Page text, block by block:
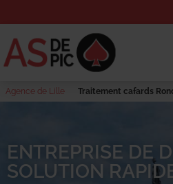
Agence de Lille Traitement cafards
ENTREPRISE DE
SOLUTION